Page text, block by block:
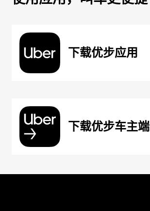
下载优步应用
下载优步车主端